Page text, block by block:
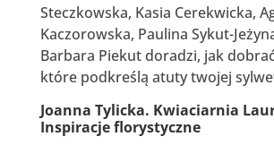
Steczkowska, Kasia Cerekwicka,
Kaczorowska, Paulina Sykut-
Barbara Piekut doradzi, jak
które podkreślą atuty twojej
Joanna Tylicka. Kwiaciarnia
Inspiracje florystyczne